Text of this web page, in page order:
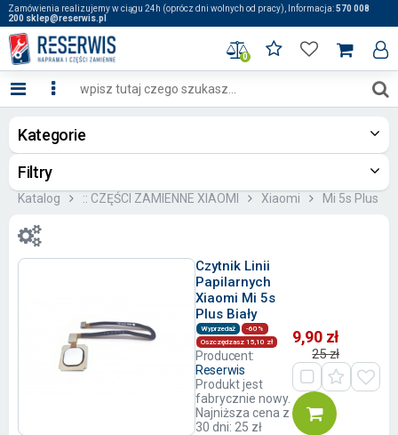
Zamówienia realizujemy w ciągu 24h (oprócz dni wolnych od pracy), Informacja:570 008
200 sklep@reserwis.pl
0
Kategorie
Filtry
Katalog :: CZĘŚCI ZAMIENNE XIAOMI Xiaomi Mi 5s Plus
Czytnik Linii
Papilarnych
Xiaomi Mi 5s
Plus Biały
Wyprzedaż
-60%
Oszczędzasz 15,10 zł
Producent:
Reserwis
Produkt jest
fabrycznie nowy.
Najniższa cena z
30 dni: 25 zł
9,90 zł
25 zł